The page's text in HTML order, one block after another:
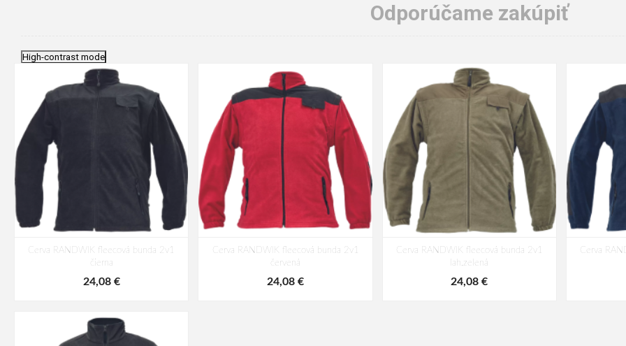
Odporúčame zakúpiť
High-contrast mode
Cerva RANDWIK fleecová bunda 2v1
čierna
24,08 €
Cerva RANDWIK fleecová bunda 2v1
červená
24,08 €
Cerva RANDWIK fleecová bunda 2v1
lah.zelená
24,08 €
Cerva